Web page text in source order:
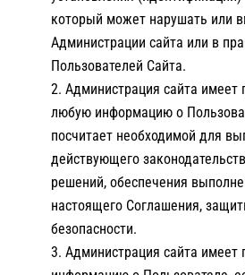
который может нарушать или
Администрации сайта или в
Пользователей Сайта.
Администрация сайта имеет
любую информацию о
посчитает необходимой для
действующего
решений, обеспечения
настоящего Соглашения,
безопасности.
Администрация сайта имеет